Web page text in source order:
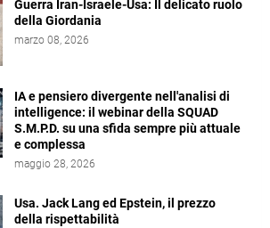
Guerra Iran-Israele-Usa: Il delicato ruolo
della Giordania
marzo 08, 2026
IA e pensiero divergente nell'analisi di
intelligence: il webinar della SQUAD
S.M.P.D. su una sfida sempre più attuale
e complessa
maggio 28, 2026
Usa. Jack Lang ed Epstein, il prezzo
della rispettabilità